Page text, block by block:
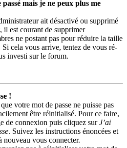
mais je ne peux plus me
ait désactivé ou supprimé
il est courant de supprimer
ne postant pas pour réduire la taille
Si cela vous arrive, tentez de vous ré-
investi sur le forum.
!
votre mot de passe ne puisse pas
être réinitialisé. Pour ce faire,
de connexion puis cliquez surJ’ai
. Suivez les instructions énoncées et
vous connecter.